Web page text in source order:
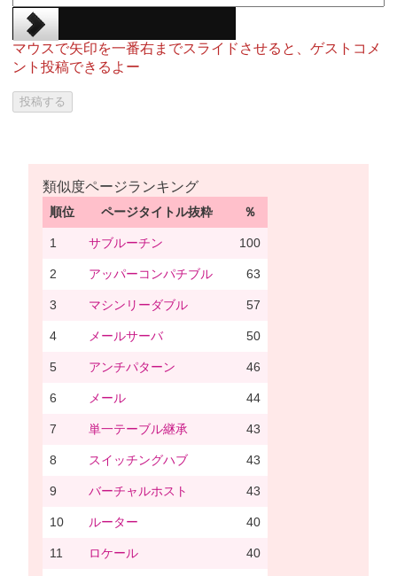
マウスで矢印を一番右までスライドさせると、ゲストコメ
ント投稿できるよー
類似度ページランキング
順位 ページタイトル抜粋 ％
1 サブルーチン 100
2 アッパーコンパチブル 63
3 マシンリーダブル 57
4 メールサーバ 50
5 アンチパターン 46
6 メール 44
7 単一テーブル継承 43
8 スイッチングハブ 43
9 バーチャルホスト 43
10 ルーター 40
11 ロケール 40